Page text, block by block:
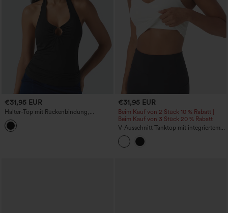
€31,95 EUR
Halter-Top mit Rückenbindung,
integriertem BH und Raffung, lässiges
Tanktop
€31,95 EUR
Beim Kauf von 2 Stück 10 % Rabatt |
Beim Kauf von 3 Stück 20 % Rabatt
V-Ausschnitt Tanktop mit integriertem
BH zum Laufen - länger geschnitten